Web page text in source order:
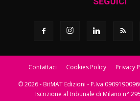
Contattaci Cookies Policy Privacy
© 2026 - BitMAT Edizioni - P.Iva
Iscrizione al tribunale di Milano n°